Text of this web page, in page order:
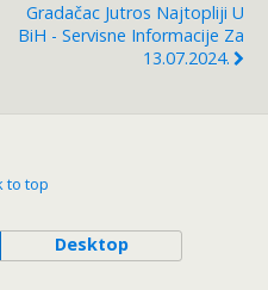
Gradačac Jutros Najtopliji U
BiH - Servisne Informacije Za
13.07.2024.
to top
Desktop